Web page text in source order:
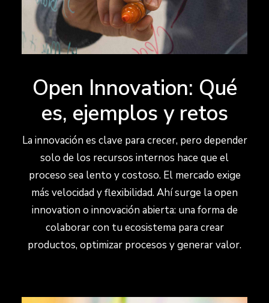
Open Innovation: Qué
es, ejemplos y retos
La innovación es clave para crecer, pero depender
solo de los recursos internos hace que el
proceso sea lento y costoso. El mercado exige
más velocidad y flexibilidad. Ahí surge la open
innovation o innovación abierta: una forma de
colaborar con tu ecosistema para crear
productos, optimizar procesos y generar valor.